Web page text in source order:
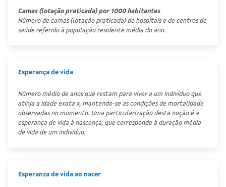
Camas (lotação praticada) por 1000 habitantes
Número de camas (lotação praticada) de hospitais e de centros de
saúde referido à população residente média do ano.
Esperança de vida
Número médio de anos que restam para viver a um indivíduo que
atinja a idade exata x, mantendo-se as condições de mortalidade
observadas no momento. Uma particularização desta noção é a
esperança de vida à nascença, que corresponde à duração média
de vida de um indivíduo.
Esperanza de vida ao nacer